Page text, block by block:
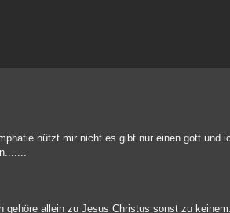
nützt mir nicht es gibt nur einen gott und
gehöre allein zu Jesus Christus sonst zu